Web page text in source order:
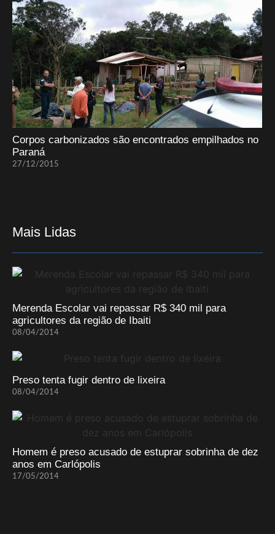
Corpos carbonizados são encontrados empilhados no
Paraná
27/12/2015
Mais Lidas
Merenda Escolar vai repassar R$ 340 mil para
agricultores da região de Ibaiti
08/04/2014
Preso tenta fugir dentro de lixeira
08/04/2014
Homem é preso acusado de estuprar sobrinha de dez
anos em Carlópolis
17/05/2014